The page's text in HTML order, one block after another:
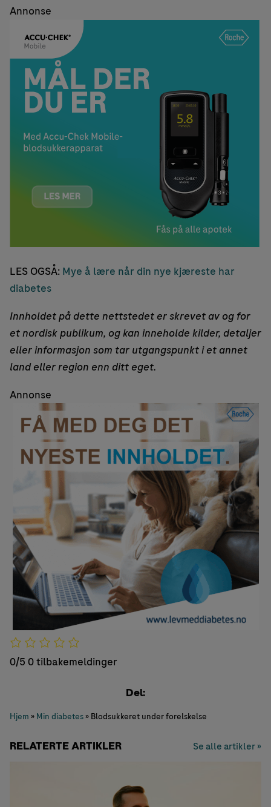
Annonse
LES OGSÅ: Mye å lære når din nye kjæreste har
diabetes
Innholdet på dette nettstedet er skrevet av og for
et nordisk publikum, og kan inneholde kilder, detaljer
eller informasjon som tar utgangspunkt i et annet
land eller region enn ditt eget.
Annonse
0/5 0 tilbakemeldinger
Del:
Hjem » Min diabetes» Blodsukkeret under forelskelse
RELATERTE ARTIKLER Se alle artikler »